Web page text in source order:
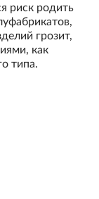
риск родить
грозит,
как
типа.